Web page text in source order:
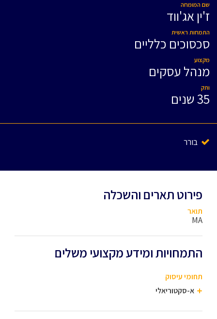
שם המומחה
ז'ין אג'ווד
התמחות ראשית
סכסוכים כלליים
מקצוע
מנהל עסקים
ותק
35 שנים
בורר
פירוט תארים והשכלה
תואר
MA
התמחויות ומידע מקצועי משלים
תחומי עיסוק
א-סקטוריאלי